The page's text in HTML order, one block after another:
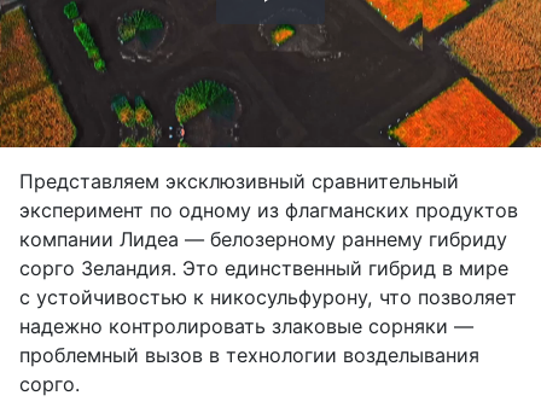
Воспроизвести
Представляем эксклюзивный сравнительный
эксперимент по одному из флагманских продуктов
компании Лидеа — белозерному раннему гибриду
сорго Зеландия. Это единственный гибрид в мире
с устойчивостью к никосульфурону, что позволяет
надежно контролировать злаковые сорняки —
проблемный вызов в технологии возделывания
сорго.